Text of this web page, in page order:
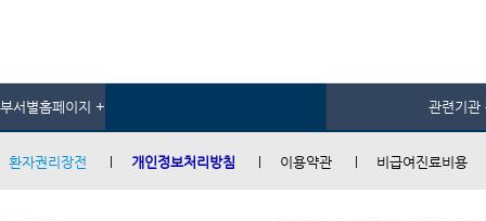
부서별홈페이지 + 관련기관
환자권리장전 개인정보처리방침 이용약관 비급여진료비용